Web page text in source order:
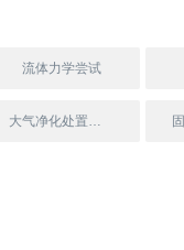
流体力学尝试
大气净化处置尝试